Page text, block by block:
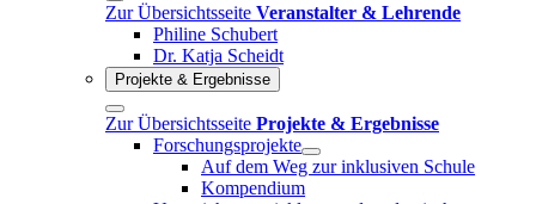
Zur Übersichtsseite Veranstalter & Lehrende
Philine Schubert
Dr. Katja Scheidt
Projekte & Ergebnisse
Zur Übersichtsseite Projekte & Ergebnisse
Forschungsprojekte
Auf dem Weg zur inklusiven Schule
Kompendium